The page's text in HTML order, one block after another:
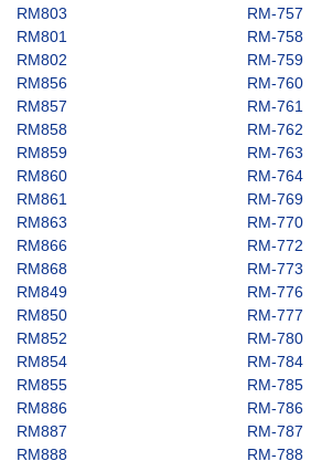
RM803
RM-757
RM801
RM-758
RM802
RM-759
RM856
RM-760
RM857
RM-761
RM858
RM-762
RM859
RM-763
RM860
RM-764
RM861
RM-769
RM863
RM-770
RM866
RM-772
RM868
RM-773
RM849
RM-776
RM850
RM-777
RM852
RM-780
RM854
RM-784
RM855
RM-785
RM886
RM-786
RM887
RM-787
RM888
RM-788